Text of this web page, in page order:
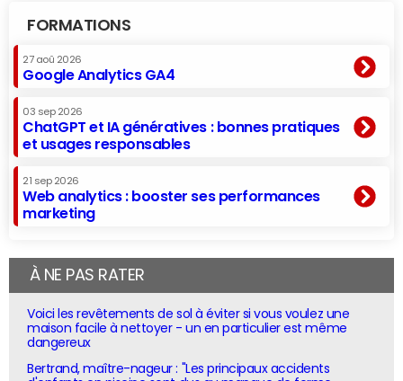
FORMATIONS
27 aoû 2026
Google Analytics GA4
03 sep 2026
ChatGPT et IA génératives : bonnes pratiques
et usages responsables
21 sep 2026
Web analytics : booster ses performances
marketing
À NE PAS RATER
Voici les revêtements de sol à éviter si vous voulez une
maison facile à nettoyer - un en particulier est même
dangereux
Bertrand, maître-nageur : "Les principaux accidents